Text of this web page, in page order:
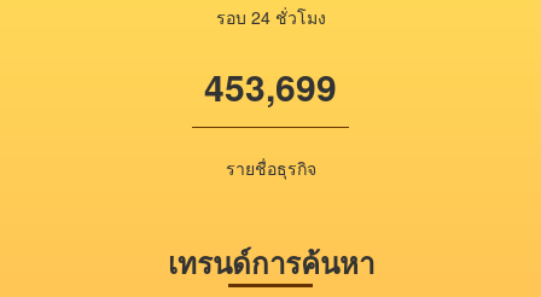
รอบ 24 ชั่วโมง
453,699
รายชื่อธุรกิจ
เทรนด์การค้นหา